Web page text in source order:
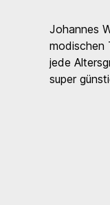
Johannes
modischen
jede
super